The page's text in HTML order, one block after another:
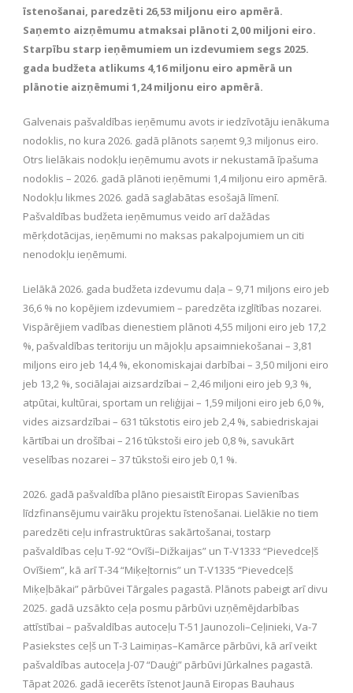
īstenošanai, paredzēti 26,53 miljonu eiro apmērā.
Saņemto aizņēmumu atmaksai plānoti 2,00 miljoni eiro.
Starpību starp ieņēmumiem un izdevumiem segs 2025.
gada budžeta atlikums 4,16 miljonu eiro apmērā un
plānotie aizņēmumi 1,24 miljonu eiro apmērā.
Galvenais pašvaldības ieņēmumu avots ir iedzīvotāju ienākuma
nodoklis, no kura 2026. gadā plānots saņemt 9,3 miljonus eiro.
Otrs lielākais nodokļu ieņēmumu avots ir nekustamā īpašuma
nodoklis – 2026. gadā plānoti ieņēmumi 1,4 miljonu eiro apmērā.
Nodokļu likmes 2026. gadā saglabātas esošajā līmenī.
Pašvaldības budžeta ieņēmumus veido arī dažādas
mērķdotācijas, ieņēmumi no maksas pakalpojumiem un citi
nenodokļu ieņēmumi.
Lielākā 2026. gada budžeta izdevumu daļa – 9,71 miljons eiro jeb
36,6 % no kopējiem izdevumiem – paredzēta izglītības nozarei.
Vispārējiem vadības dienestiem plānoti 4,55 miljoni eiro jeb 17,2
%, pašvaldības teritoriju un mājokļu apsaimniekošanai – 3,81
miljons eiro jeb 14,4 %, ekonomiskajai darbībai – 3,50 miljoni eiro
jeb 13,2 %, sociālajai aizsardzībai – 2,46 miljoni eiro jeb 9,3 %,
atpūtai, kultūrai, sportam un reliģijai – 1,59 miljoni eiro jeb 6,0 %,
vides aizsardzībai – 631 tūkstotis eiro jeb 2,4 %, sabiedriskajai
kārtībai un drošībai – 216 tūkstoši eiro jeb 0,8 %, savukārt
veselības nozarei – 37 tūkstoši eiro jeb 0,1 %.
2026. gadā pašvaldība plāno piesaistīt Eiropas Savienības
līdzfinansējumu vairāku projektu īstenošanai. Lielākie no tiem
paredzēti ceļu infrastruktūras sakārtošanai, tostarp
pašvaldības ceļu T-92 “Ovīši–Dižkaijas” un T-V1333 “Pievedceļš
Ovīšiem”, kā arī T-34 “Miķeļtornis” un T-V1335 “Pievedceļš
Miķeļbākai” pārbūvei Tārgales pagastā. Plānots pabeigt arī divu
2025. gadā uzsākto ceļa posmu pārbūvi uzņēmējdarbības
attīstībai – pašvaldības autoceļu T-51 Jaunozoli–Ceļinieki, Va-7
Pasiekstes ceļš un T-3 Laimiņas–Kamārce pārbūvi, kā arī veikt
pašvaldības autoceļa J-07 “Dauģi” pārbūvi Jūrkalnes pagastā.
Tāpat 2026. gadā iecerēts īstenot Jaunā Eiropas Bauhaus